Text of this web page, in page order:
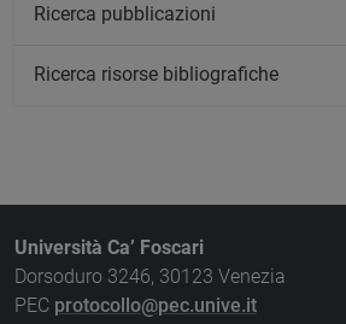
Ricerca pubblicazioni
Ricerca risorse bibliografiche
Università Ca’ Foscari
Dorsoduro 3246, 30123 Venezia
PEC protocollo@pec.unive.it